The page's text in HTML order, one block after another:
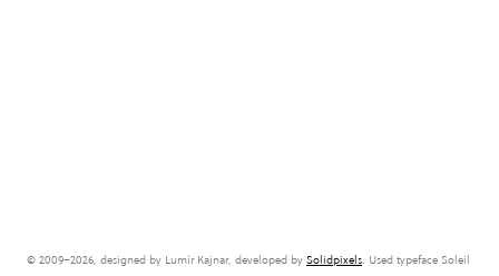
© 2009–2026, designed by Lumír Kajnar, developed by Solidpixels. Used typeface Soleil